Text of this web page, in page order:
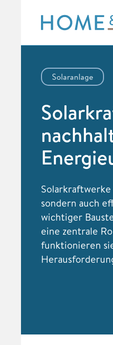
content
Solaranlage
sondern auch
wichtiger
eine zentrale
funktionieren